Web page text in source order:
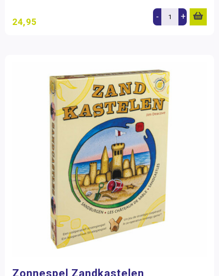
24,95 - +
Zonnespel Zandkastelen